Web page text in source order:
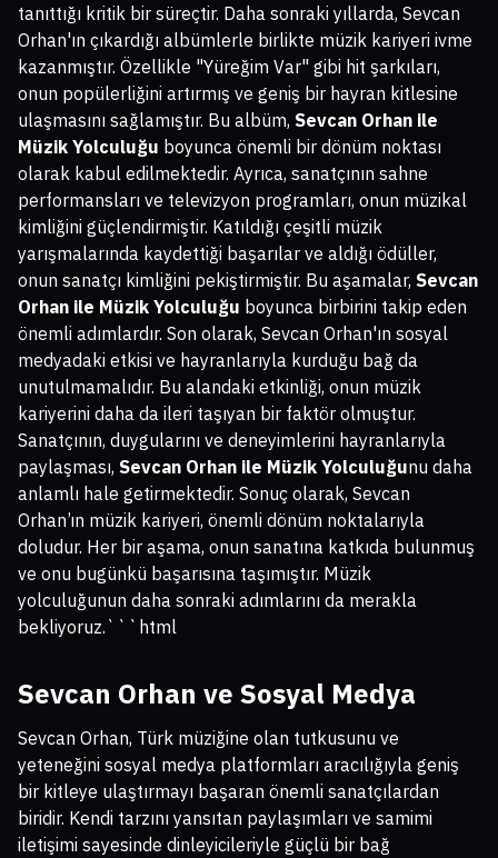
tanıttığı kritik bir süreçtir. Daha sonraki yıllarda, Sevcan
Orhan'ın çıkardığı albümlerle birlikte müzik kariyeri ivme
kazanmıştır. Özellikle "Yüreğim Var" gibi hit şarkıları,
onun popülerliğini artırmış ve geniş bir hayran kitlesine
ulaşmasını sağlamıştır. Bu albüm, Sevcan Orhan ile
Müzik Yolculuğu boyunca önemli bir dönüm noktası
olarak kabul edilmektedir. Ayrıca, sanatçının sahne
performansları ve televizyon programları, onun müzikal
kimliğini güçlendirmiştir. Katıldığı çeşitli müzik
yarışmalarında kaydettiği başarılar ve aldığı ödüller,
onun sanatçı kimliğini pekiştirmiştir. Bu aşamalar, Sevcan
Orhan ile Müzik Yolculuğu boyunca birbirini takip eden
önemli adımlardır. Son olarak, Sevcan Orhan'ın sosyal
medyadaki etkisi ve hayranlarıyla kurduğu bağ da
unutulmamalıdır. Bu alandaki etkinliği, onun müzik
kariyerini daha da ileri taşıyan bir faktör olmuştur.
Sanatçının, duygularını ve deneyimlerini hayranlarıyla
paylaşması, Sevcan Orhan ile Müzik Yolculuğunu daha
anlamlı hale getirmektedir. Sonuç olarak, Sevcan
Orhan’ın müzik kariyeri, önemli dönüm noktalarıyla
doludur. Her bir aşama, onun sanatına katkıda bulunmuş
ve onu bugünkü başarısına taşımıştır. Müzik
yolculuğunun daha sonraki adımlarını da merakla
bekliyoruz.```html
Sevcan Orhan ve Sosyal Medya
Sevcan Orhan, Türk müziğine olan tutkusunu ve
yeteneğini sosyal medya platformları aracılığıyla geniş
bir kitleye ulaştırmayı başaran önemli sanatçılardan
biridir. Kendi tarzını yansıtan paylaşımları ve samimi
iletişimi sayesinde dinleyicileriyle güçlü bir bağ